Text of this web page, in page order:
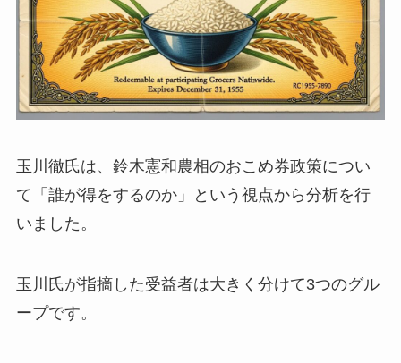
玉川徹氏は、鈴木憲和農相のおこめ券政策につい
て「誰が得をするのか」という視点から分析を行
いました。
玉川氏が指摘した受益者は大きく分けて3つのグル
ープです。